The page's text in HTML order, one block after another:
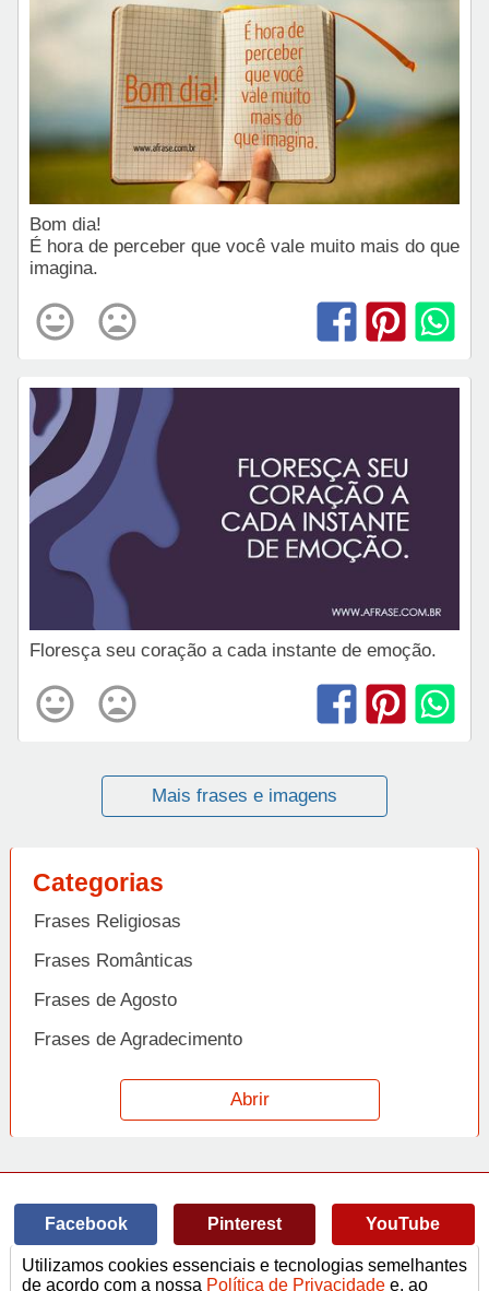
Bom dia!
É hora de perceber que você vale muito mais do que
imagina.
Floresça seu coração a cada instante de emoção.
Mais frases e imagens
Categorias
Frases Religiosas
Frases Românticas
Frases de Agosto
Frases de Agradecimento
Frases de Amizade
Frases de Amor
Frases de Arrependimento
Frases de Atitude
Abrir
Facebook Pinterest YouTube
© Copyright 2014-2022A Frase.
Utilizamos cookies essenciais e tecnologias semelhantes
de acordo com a nossa Política de Privacidade e, ao